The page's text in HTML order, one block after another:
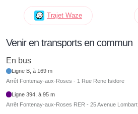
Trajet Waze
Venir en transports en commun
En bus
Ligne B, à 169 m
Arrêt Fontenay-aux-Roses - 1 Rue Rene Isidore
Ligne 394, à 95 m
Arrêt Fontenay-aux-Roses RER - 25 Avenue Lombart